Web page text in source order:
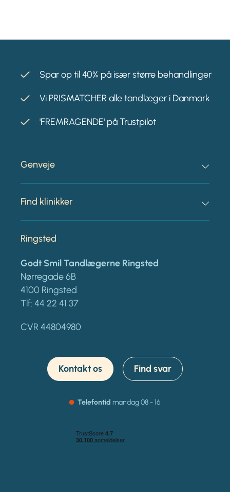
Spar op til 40% på især større behandlinger
Vi PRISMATCHER alle tandlæger i Danmark
'FREMRAGENDE' på Trustpilot
Genveje
Find klinikker
Ringsted
Godt Smil Tandlægerne Ringsted
Nørregade 6B
4100 Ringsted
Tlf: 44 22 41 37
CVR 44804980
Kontakt os Find svar
Telefontid mandag08 - 16